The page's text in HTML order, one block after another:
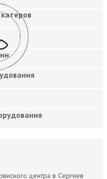
центра в Сергиев